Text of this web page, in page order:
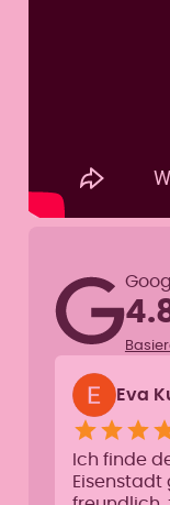
Eva
Ich finde
Eisenstadt